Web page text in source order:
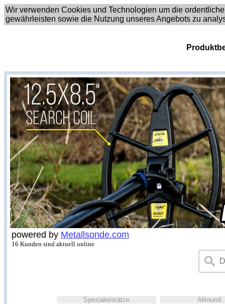
Wir verwenden Cookies und Technologien um die
gewährleisten sowie die Nutzung unseres Angebots zu
powered by Metallsonde.com
16 Kunden sind aktuell online
Spezialeinsätze
Allround